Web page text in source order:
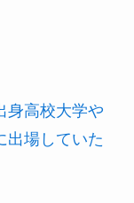
身高校大学や
出場していた